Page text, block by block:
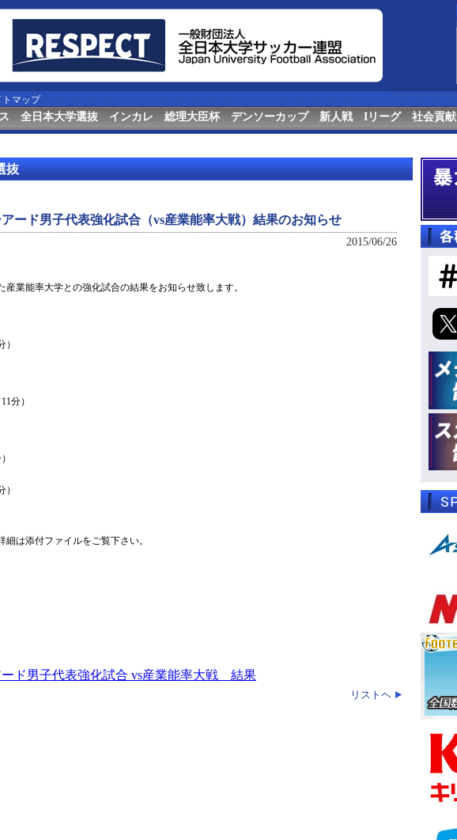
トマップ
全日本大学選抜 インカレ 総理大臣杯 デンソーカップ 新人戦 Iリーグ 社会貢献
抜
ード男子代表強化試合（vs産業能率大戦）結果のお知らせ
2015/06/26
産業能率大学との強化試合の結果をお知らせ致します。
分）
細は添付ファイルをご覧下さい。
ド男子代表強化試合 vs産業能率大戦 結果
リストヘ